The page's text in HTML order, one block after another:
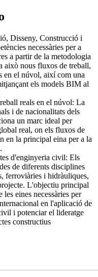
Disseny, Construcció i
necessàries per a
a partir de la metodologia
això nous fluxos de treball,
en el núvol, així com una
els models BIM al
reals en el núvol: La
i de nacionalitats dels
un marc ideal per
real, on els fluxos de
en la principal eina per a la
d'enginyeria civil: Els
de diferents disciplines
ferroviàries i hidràuliques,
L'objectiu principal
eines necessàries per
en l'aplicació de
i potenciar el lideratge
constructius